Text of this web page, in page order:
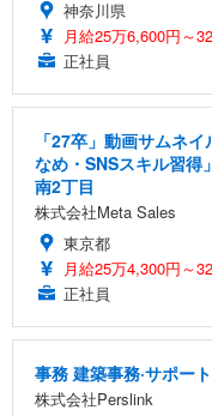
神奈川県
月給25万6,600円～
正社員
「27卒」動画サムネ
なめ・SNSスキル習得
南2丁目
株式会社Meta Sales
東京都
月給25万4,300円～
正社員
事務 建築事務·サポー
株式会社Perslink